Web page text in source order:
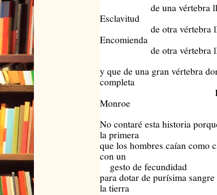
de una vértebra
Esclavitud
de otra vértebra
Encomienda
de otra vértebra
y que de una gran vértebra
completa
La
Monroe
No contaré esta historia
la primera
que los hombres caían como
con un
gesto de fecundidad
para dotar de purísima
la tierra